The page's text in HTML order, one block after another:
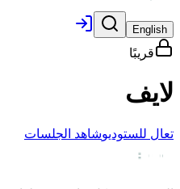
English
قريبًا
لايف
تعال للستوديوشاهد الجلسات